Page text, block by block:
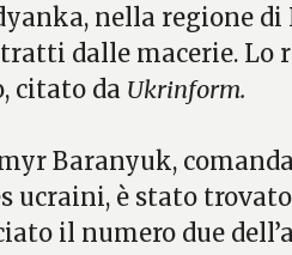
nella regione di
dalle macerie. Lo
citato da Ukrinform.
Baranyuk,
ucraini, è stato
il numero due